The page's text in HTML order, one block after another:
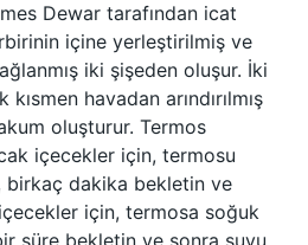
Dewar tarafından icat
içine yerleştirilmiş ve
iki şişeden oluşur. İki
havadan arındırılmış
oluşturur. Termos
içecekler için, termosu
birkaç dakika bekletin ve
için, termosa soğuk
süre bekletin ve sonra suyu